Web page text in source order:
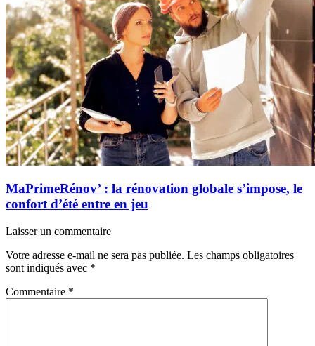
MaPrimeRénov’ : la rénovation globale s’impose, le
confort d’été entre en jeu
Laisser un commentaire
Votre adresse e-mail ne sera pas publiée. Les champs obligatoires
sont indiqués avec *
Commentaire *